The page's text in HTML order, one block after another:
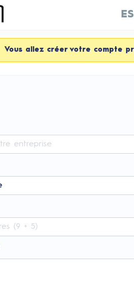
Vous allez créer votre compte